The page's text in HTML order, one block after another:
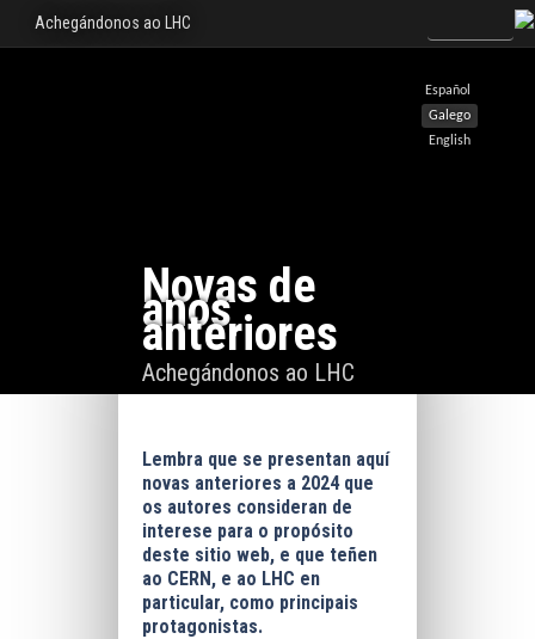
Español
Galego
English
Achegándonos ao LHC
Novas de
anos
anteriores
Achegándonos ao LHC
Lembra que se presentan aquí
novas anteriores a 2024 que
os autores consideran de
interese para o propósito
deste sitio web, e que teñen
ao CERN, e ao LHC en
particular, como principais
protagonistas.